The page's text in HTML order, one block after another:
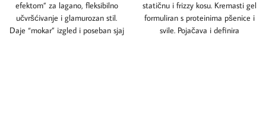
efektom” za lagano, fleksibilno
učvršćivanje i glamurozan stil.
Daje “mokar” izgled i poseban sjaj
statičnu i frizzy kosu. Kremasti gel
formuliran s proteinima pšenice i
svile. Pojačava i definira